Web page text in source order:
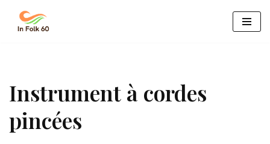
Aller
Instrument à cordes
pincées